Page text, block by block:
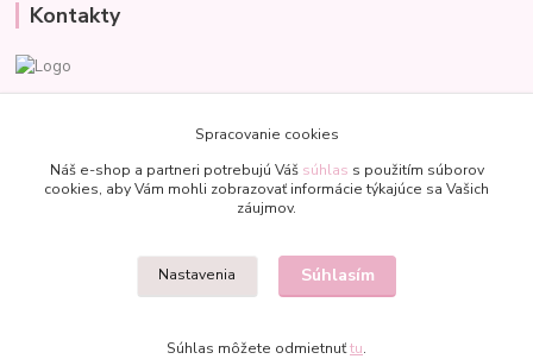
Kontakty
+421 907 977 470
bublinkapu@gmail.com
Spracovanie cookies
Náš e-shop a partneri potrebujú Váš súhlas s použitím súborov
cookies, aby Vám mohli zobrazovať informácie týkajúce sa Vašich
záujmov.
Nastavenia Súhlasím
Súhlas môžete odmietnuťtu.